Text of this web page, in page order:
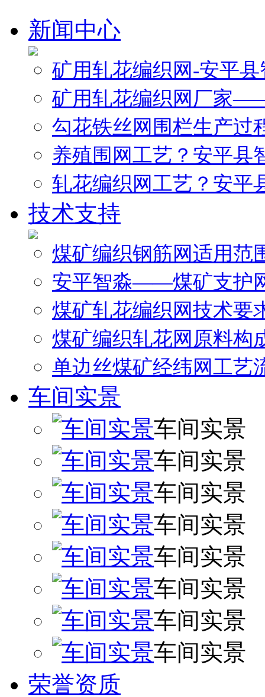
新闻中心
矿用轧花编织网-安平
矿用轧花编织网厂家
勾花铁丝网围栏生产过
养殖围网工艺？安平县
轧花编织网工艺？安平
技术支持
煤矿编织钢筋网适用范
安平智淼——煤矿支护
煤矿轧花编织网技术要
煤矿编织轧花网原料构
单边丝煤矿经纬网工艺
车间实景
车间实景
车间实景
车间实景
车间实景
车间实景
车间实景
车间实景
车间实景
荣誉资质